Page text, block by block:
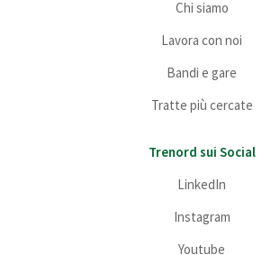
Chi siamo
Lavora con noi
Bandi e gare
Tratte più cercate
Trenord sui Social
LinkedIn
Instagram
Youtube